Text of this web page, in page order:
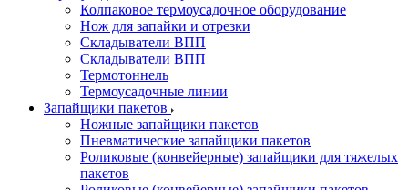
Колпаковое термоусадочное оборудование
Нож для запайки и отрезки
Складыватели ВПП
Складыватели ВПП
Термотоннель
Термоусадочные линии
Запайщики пакетов
Ножные запайщики пакетов
Пневматические запайщики пакетов
Роликовые (конвейерные) запайщики для тяжелых
пакетов